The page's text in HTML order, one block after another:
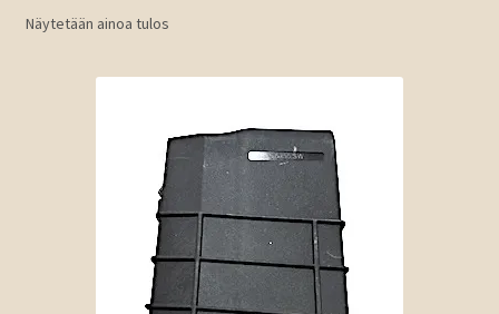
Tuotteet
Näytetään ainoa tulos